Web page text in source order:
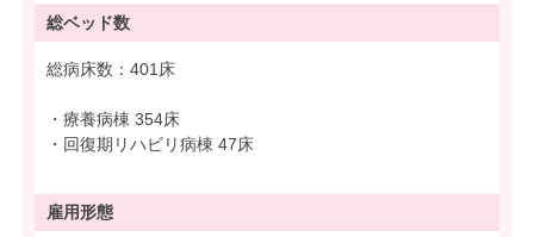
総ベッド数
総病床数：401床
・療養病棟 354床
・回復期リハビリ病棟 47床
雇用形態